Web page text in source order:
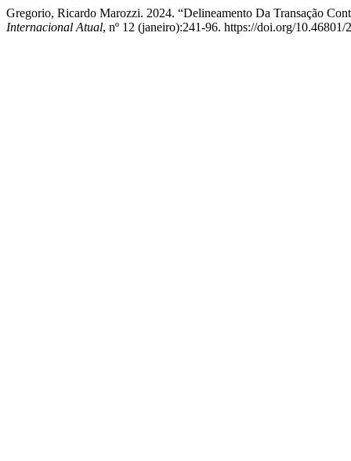
Gregorio, Ricardo Marozzi. 2024. “Delineamento Da Transação
Internacional Atual, nº 12 (janeiro):241-96. https://doi.org/